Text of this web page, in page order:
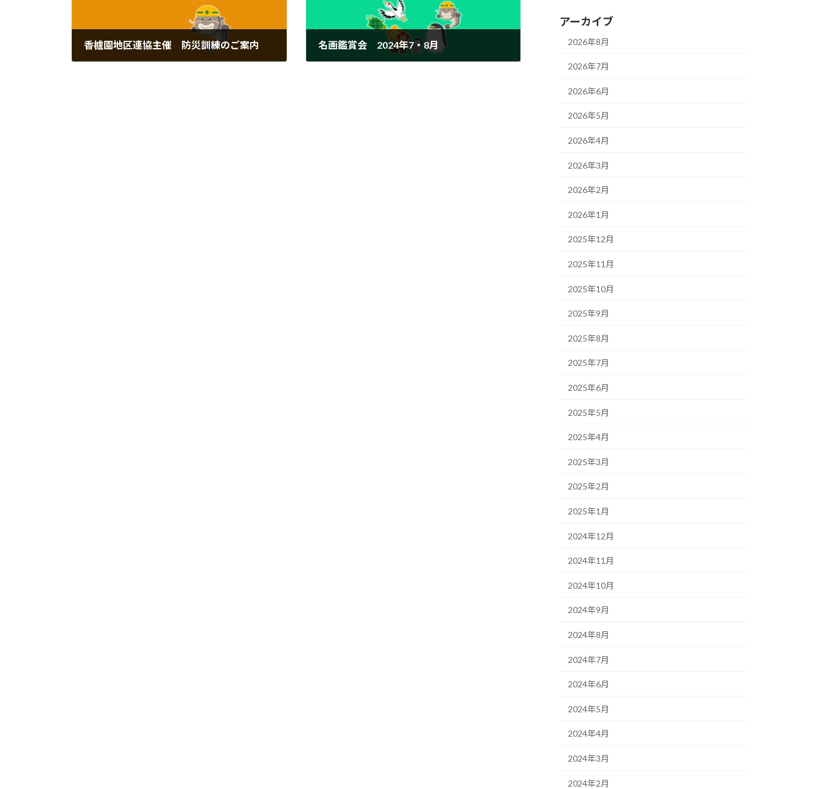
香櫨園地区連協主催 防災訓練のご案内 名画鑑賞会 2024年7・8月
アーカイブ
2026年8月
2026年7月
2026年6月
2026年5月
2026年4月
2026年3月
2026年2月
2026年1月
2025年12月
2025年11月
2025年10月
2025年9月
2025年8月
2025年7月
2025年6月
2025年5月
2025年4月
2025年3月
2025年2月
2025年1月
2024年12月
2024年11月
2024年10月
2024年9月
2024年8月
2024年7月
2024年6月
2024年5月
2024年4月
2024年3月
2024年2月